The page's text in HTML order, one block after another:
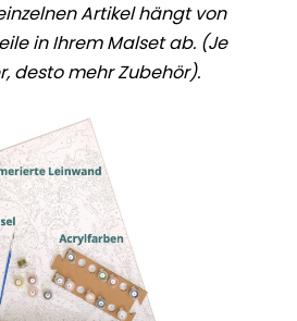
Artikel hängt von
in IhremMalsetab. (Je
desto mehr Zubehör).